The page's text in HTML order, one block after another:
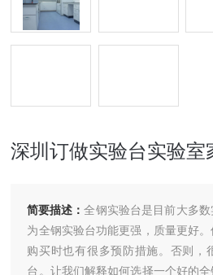
深圳订做实验台实验室
简要描述：全钢实验台是目前大多
为全钢实验台功能更强，质量更好
购买时也有很多预防措施。否则，
台。让我们解释如何选择一个好的全